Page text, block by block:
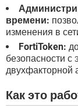
времени:
изменения в
FortiToken:
безопасности с
двухфакторной
Как это